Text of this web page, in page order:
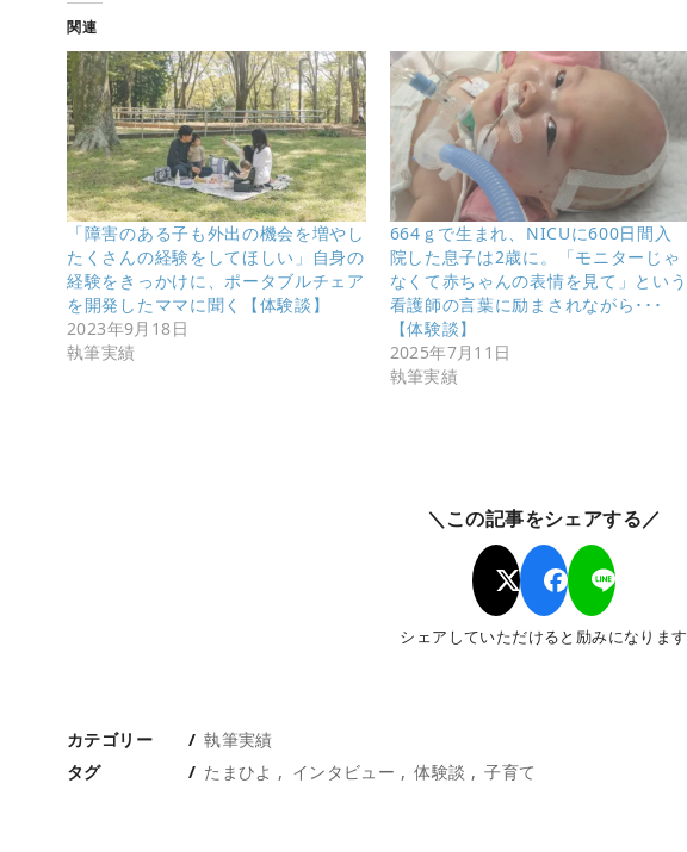
関連
「障害のある子も外出の機会を増やし
たくさんの経験をしてほしい」自身の
経験をきっかけに、ポータブルチェア
を開発したママに聞く【体験談】
2023年9月18日
執筆実績
664ｇで生まれ、NICUに600日間入
院した息子は2歳に。「モニターじゃ
なくて赤ちゃんの表情を見て」という
看護師の言葉に励まされながら･･･
【体験談】
2025年7月11日
執筆実績
＼この記事をシェアする／
シェアしていただけると励みになります
カテゴリー
執筆実績
タグ
たまひよ インタビュー 体験談 子育て